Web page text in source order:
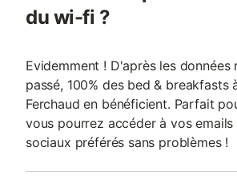
du wi-fi ?
Evidemment ! D'après les données
passé, 100% des bed & breakfasts
Ferchaud en bénéficient. Parfait
vous pourrez accéder à vos emails
sociaux préférés sans problèmes !